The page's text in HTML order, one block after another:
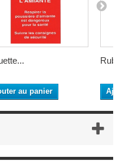
au panier